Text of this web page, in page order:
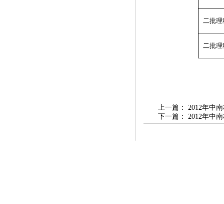
二批理
二批理
上一篇： 2012年中
下一篇： 2012年中